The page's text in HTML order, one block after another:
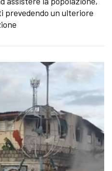
prevedendo un ulteriore